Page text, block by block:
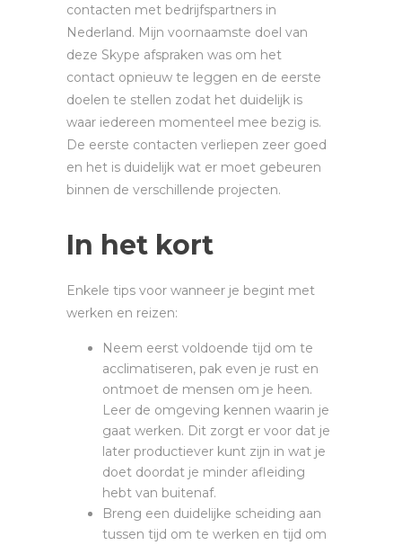
contacten met bedrijfspartners in
Nederland. Mijn voornaamste doel van
deze Skype afspraken was om het
contact opnieuw te leggen en de eerste
doelen te stellen zodat het duidelijk is
waar iedereen momenteel mee bezig is.
De eerste contacten verliepen zeer goed
en het is duidelijk wat er moet gebeuren
binnen de verschillende projecten.
In het kort
Enkele tips voor wanneer je begint met
werken en reizen:
Neem eerst voldoende tijd om te
acclimatiseren, pak even je rust en
ontmoet de mensen om je heen.
Leer de omgeving kennen waarin je
gaat werken. Dit zorgt er voor dat je
later productiever kunt zijn in wat je
doet doordat je minder afleiding
hebt van buitenaf.
Breng een duidelijke scheiding aan
tussen tijd om te werken en tijd om